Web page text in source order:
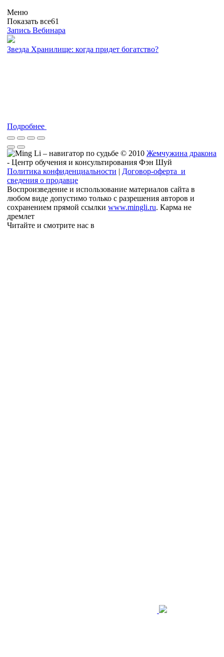
Меню
Показать все61
Запись Вебинара
Звезда Хранилище: когда придет богатство?
Подробнее
© 2010 Жемчужина дракона
- Центр обучения и консультирования Фэн Шуй
Политика конфиденциальности | Договор-оферта и
сведения о продавце
Воспроизведение и использование материалов сайта в
любом виде допустимо только с разрешения авторов и
сохранением прямой ссылки www.mingli.ru. Карма не
дремлет
Читайте и смотрите нас в